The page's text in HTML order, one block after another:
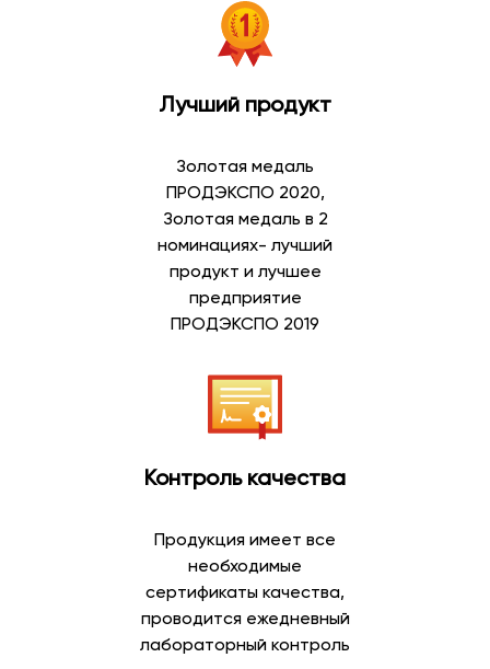
Лучший продукт
Золотая медаль
ПРОДЭКСПО 2020,
Золотая медаль в 2
номинациях- лучший
продукт и лучшее
предприятие
ПРОДЭКСПО 2019
Контроль качества
Продукция имеет все
необходимые
сертификаты качества,
проводится ежедневный
лабораторный контроль